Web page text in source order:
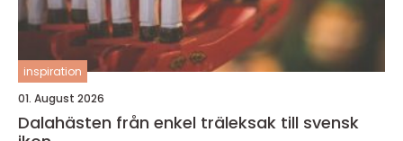
inspiration
01. August 2026
Dalahästen från enkel träleksak till svensk